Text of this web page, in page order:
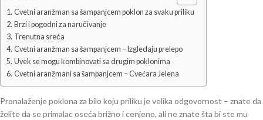
Cvetni aranžman sa šampanjcem poklon za svaku priliku
Brzi i pogodni za naručivanje
Trenutna sreća
Cvetni aranžman sa šampanjcem – Izgledaju prelepo
Uvek se mogu kombinovati sa drugim poklonima
Cvetni aranžmani sa šampanjcem – Cvećara Jelena
Pronalaženje poklona za bilo koju priliku je velika odgovornost – znate da
želite da se primalac oseća brižno i cenjeno, ali ne znate šta bi ste mu